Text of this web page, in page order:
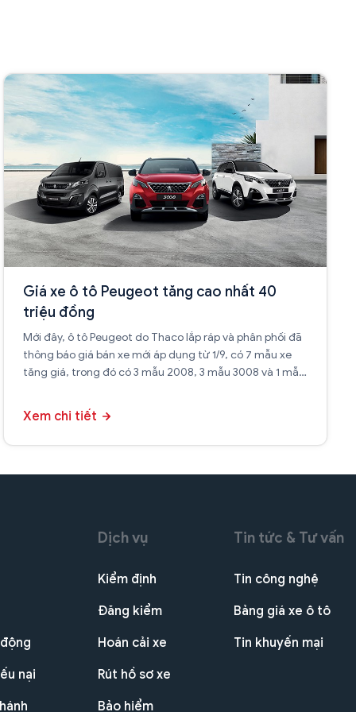
Giá xe ô tô Peugeot tăng cao nhất 40
triệu đồng
Mới đây, ô tô Peugeot do Thaco lắp ráp và phân phối đã
thông báo giá bán xe mới áp dụng từ 1/9, có 7 mẫu xe
tăng giá, trong đó có 3 mẫu 2008, 3 mẫu 3008 và 1 mẫu
Xem chi tiết
nại
Dịch vụ
Kiểm định
Đăng kiểm
Hoán cải xe
Rút hồ sơ xe
Bảo hiểm
Tin tức & Tư vấn
Tin công nghệ
Bảng giá xe ô tô
Tin khuyến mại